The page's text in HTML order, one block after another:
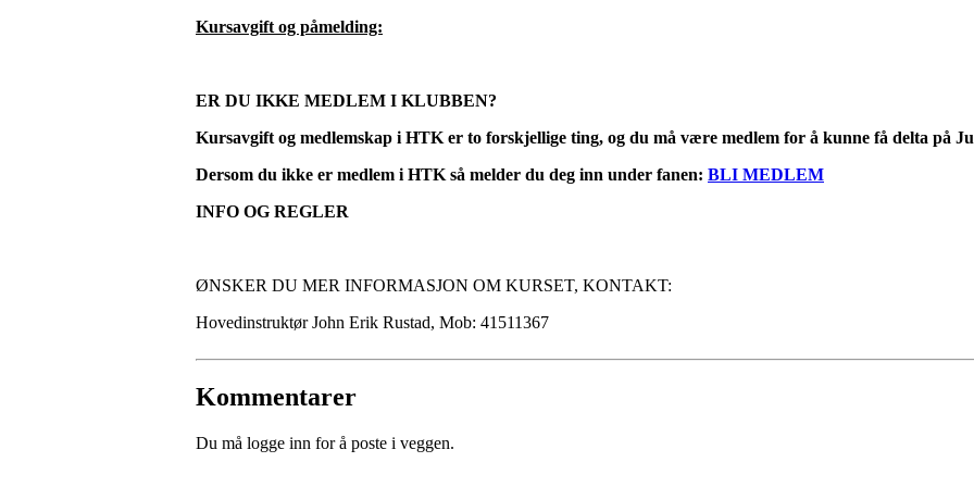
Kursavgift og påmelding:
ER DU IKKE MEDLEM I KLUBBEN?
Kursavgift og medlemskap i HTK er to forskjellige ting, og du må være medlem for å kunne få delta på
Dersom du ikke er medlem i HTK så melder du deg inn under fanen: BLI MEDLEM
INFO OG REGLER
ØNSKER DU MER INFORMASJON OM KURSET, KONTAKT:
Hovedinstruktør John Erik Rustad, Mob: 41511367
Kommentarer
Du må logge inn for å poste i veggen.